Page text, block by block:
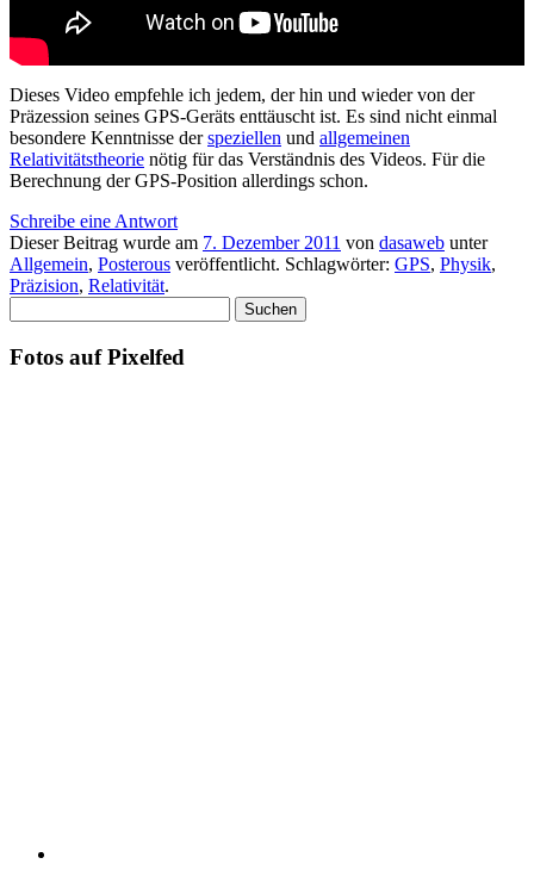
Dieses Video empfehle ich jedem, der hin und wieder von der
Präzession seines GPS-Geräts enttäuscht ist. Es sind nicht einmal
besondere Kenntnisse derspeziellen und allgemeinen
Relativitätstheorie nötig für das Verständnis des Videos. Für die
Berechnung der GPS-Position allerdings schon.
Schreibe eine Antwort
Dieser Beitrag wurde am 7. Dezember 2011 von dasaweb unter
Allgemein, Posterous veröffentlicht. Schlagwörter: GPS, Physik,
Präzision, Relativität.
nach:
Fotos auf Pixelfed